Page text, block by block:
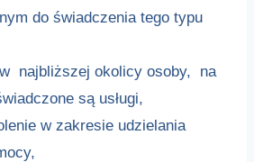
do świadczenia tego typu
najbliższej okolicy osoby, na
są usługi,
w zakresie udzielania